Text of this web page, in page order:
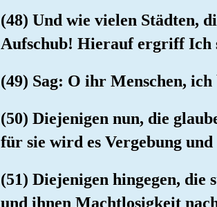
(48) Und wie vielen Städten,
Aufschub! Hierauf ergriff Ich
(49) Sag: O ihr Menschen,
(50) Diejenigen nun, die
für sie wird es Vergebung
(51) Diejenigen hingegen, die
und ihnen Machtlosigkeit